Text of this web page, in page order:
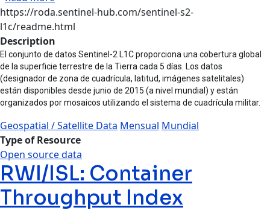
https://roda.sentinel-hub.com/sentinel-s2-
l1c/readme.html
Description
El conjunto de datos Sentinel-2 L1C proporciona una cobertura global
de la superficie terrestre de la Tierra cada 5 días. Los datos
(designador de zona de cuadrícula, latitud, imágenes satelitales)
están disponibles desde junio de 2015 (a nivel mundial) y están
organizados por mosaicos utilizando el sistema de cuadrícula militar.
Geospatial / Satellite Data Mensual Mundial
Type of Resource
Open source data
RWI/ISL: Container
Throughput Index